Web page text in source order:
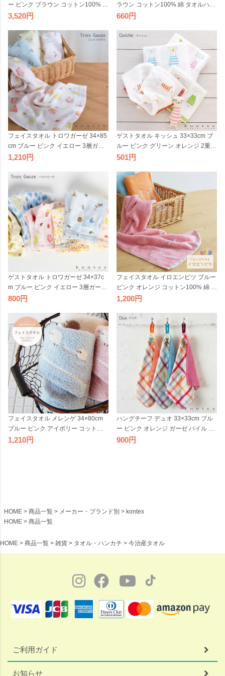
ー ピンク ブラウン コットン100% 綿
タオル 柔らかい 今治 シンプル おし
向け アイボリー コンテックス 日本
製 国産
3,520
ラウン コットン100% 綿 タオルハン
カチ 柔らかい 今治 シンプル おしゃ
け アイボリー コンテックス 日本製
660
フェイスタオル トロワガーゼ 34×85
cm ブルー ピンク イエロー 3層ガー
ゼ ハンカチ コットン100% 動物 アニ
おしゃれ コンテックス 日本製 国産
1,210
ゲストタオル キッシュ 33×33cm ブ
ルー ピンク グリーン オレンジ 2重ガ
ーゼ ハンカチ ガーゼ コットン100%
ゃれ コンテックス 日本製 国産
501
ゲストタオル トロワガーゼ 34×37c
m ブルー ピンク イエロー 3層ガーゼ
ハンカチ コットン100% 動物 アニマ
しゃれ コンテックス 日本製 国産
800
フェイスタオル イロエンピツ ブルー
ピンク オレンジ コットン100% 綿 タ
オル ナチュラル 今治 可愛い 子供向
1,200
フェイスタオル メレンゲ 34×80cm
ブルー ピンク アイボリー コットン1
00% 綿 タオル 柔らかい 今治 おしゃ
1,210
ハングチーフ デュオ 33×33cm ブル
ー ピンク オレンジ ガーゼ パイル ハ
ンカチ チェック コットン100% 綿 洗
900
HOME 商品一覧 メーカー・ブランド別
kontex
HOME
商品一覧
HOME 商品一覧 雑貨 タオル・ハンカチ 今治産タオル
ご利用ガイド
お知らせ